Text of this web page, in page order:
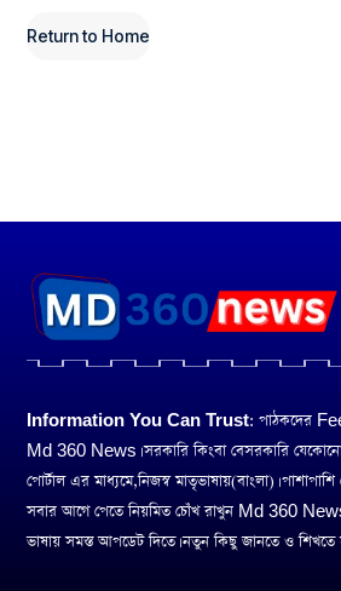
Return to Home
Information You Can Trust: পাঠকদের
Md 360 News। সরকারি কিংবা বেসরকারি
পোর্টাল এর মাধ্যমে,নিজস্ব মাতৃভাষায়(বাংলা)।
সবার আগে পেতে নিয়মিত চোঁখ রাখুন Md 360 News
ভাষায় সমস্ত আপডেট দিতে। নতুন কিছু জানতে ও